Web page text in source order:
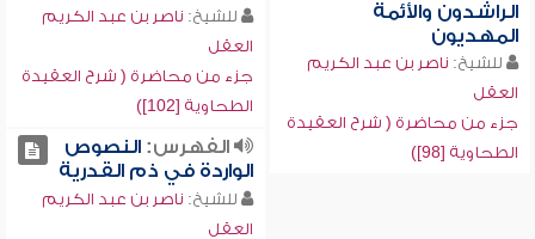
الراشدون والأئمة
المهديون
للشيخ: ناصر بن عبد الكريم
العقل
جزء من محاضرة ( شرح العقيدة
الطحاوية [98])
للشيخ: ناصر بن عبد الكريم
العقل
جزء من محاضرة ( شرح العقيدة
الطحاوية [102])
الفهرس:النصوص
الواردة في ذم القدرية
للشيخ: ناصر بن عبد الكريم
العقل